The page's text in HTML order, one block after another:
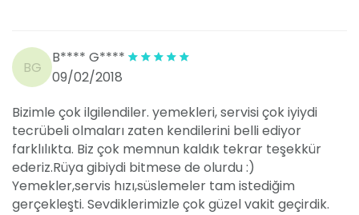
BG
B**** G****
09/02/2018
Bizimle çok ilgilendiler. yemekleri, servisi çok iyiydi
tecrübeli olmaları zaten kendilerini belli ediyor
farklılıkta. Biz çok memnun kaldık tekrar teşekkür
ederiz.Rüya gibiydi bitmese de olurdu :)
Yemekler,servis hızı,süslemeler tam istediğim
gerçekleşti. Sevdiklerimizle çok güzel vakit geçirdik.